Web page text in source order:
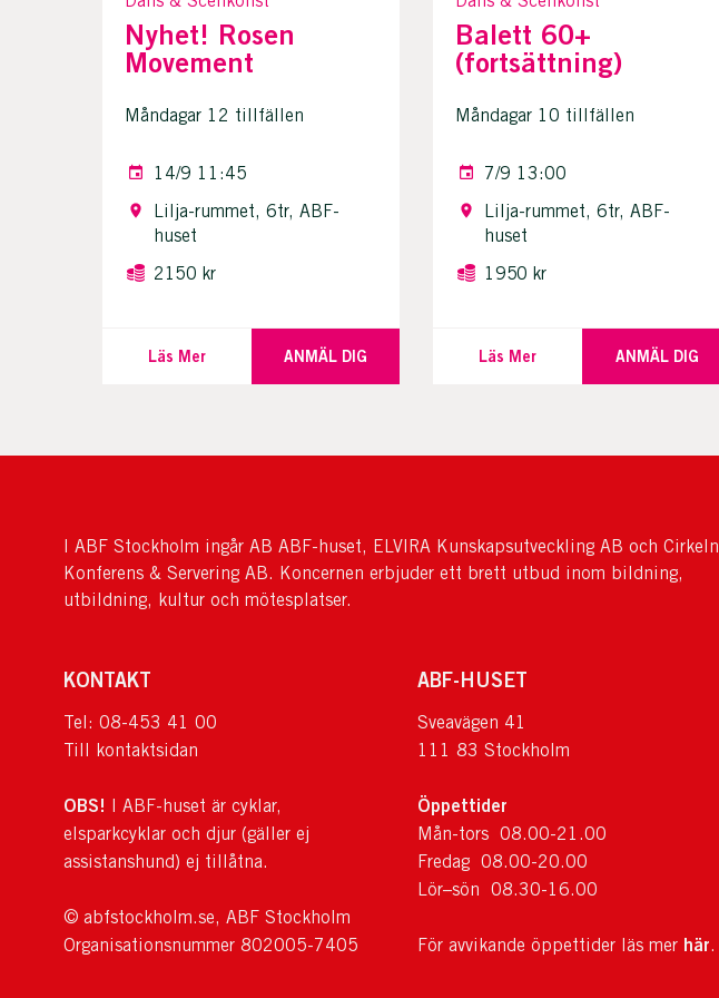
Nyhet! Rosen
Movement
Måndagar 12 tillfällen
14/9 11:45
Lilja-rummet, 6tr, ABF-
huset
2150 kr
Läs Mer ANMÄL DIG
Balett 60+
(fortsättning)
Måndagar 10 tillfällen
7/9 13:00
Lilja-rummet, 6tr, ABF-
huset
1950 kr
Läs Mer ANMÄL DIG
I ABF Stockholm ingår AB ABF-huset, ELVIRA Kunskapsutveckling AB och Cirkeln
Konferens & Servering AB. Koncernen erbjuder ett brett utbud inom bildning,
utbildning, kultur och mötesplatser.
KONTAKT
Tel: 08-453 41 00
Till kontaktsidan
OBS! I ABF-huset är cyklar,
elsparkcyklar och djur (gäller ej
assistanshund) ej tillåtna.
© abfstockholm.se, ABF Stockholm
Organisationsnummer 802005-7405
ABF-HUSET
Sveavägen 41
111 83 Stockholm
Öppettider
Mån-tors 08.00-21.00
Fredag 08.00-20.00
Lör–sön 08.30-16.00
För avvikande öppettider läs mer här.